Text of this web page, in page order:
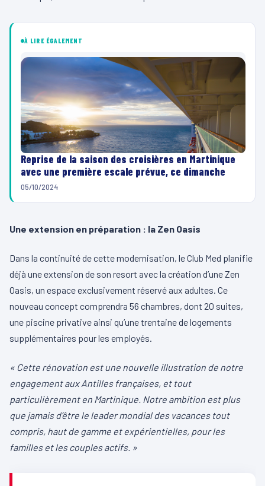
À LIRE ÉGALEMENT
Reprise de la saison des croisières en Martinique
avec une première escale prévue, ce dimanche
05/10/2024
Une extension en préparation : la Zen Oasis
Dans la continuité de cette modernisation, le Club Med planifie
déjà une extension de son resort avec la création d’une Zen
Oasis, un espace exclusivement réservé aux adultes. Ce
nouveau concept comprendra 56 chambres, dont 20 suites,
une piscine privative ainsi qu’une trentaine de logements
supplémentaires pour les employés.
« Cette rénovation est une nouvelle illustration de notre
engagement aux Antilles françaises, et tout
particulièrement en Martinique. Notre ambition est plus
que jamais d’être le leader mondial des vacances tout
compris, haut de gamme et expérientielles, pour les
familles et les couples actifs. »